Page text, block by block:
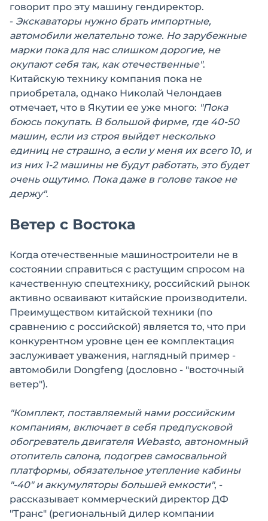
говорит про эту машину гендиректор.
- Экскаваторы нужно брать импортные,
автомобили желательно тоже. Но зарубежные
марки пока для нас слишком дорогие, не
окупают себя так, как отечественные".
Китайскую технику компания пока не
приобретала, однако Николай Челондаев
отмечает, что в Якутии ее уже много: "Пока
боюсь покупать. В большой фирме, где 40-50
машин, если из строя выйдет несколько
единиц не страшно, а если у меня их всего 10, и
из них 1-2 машины не будут работать, это будет
очень ощутимо. Пока даже в голове такое не
держу".
Ветер с Востока
Когда отечественные машиностроители не в
состоянии справиться с растущим спросом на
качественную спецтехнику, российский рынок
активно осваивают китайские производители.
Преимуществом китайской техники (по
сравнению с российской) является то, что при
конкурентном уровне цен ее комплектация
заслуживает уважения, наглядный пример -
автомобили Dongfeng (дословно - "восточный
ветер").
"Комплект, поставляемый нами российским
компаниям, включает в себя предпусковой
обогреватель двигателя Webasto, автономный
отопитель салона, подогрев самосвальной
платформы, обязательное утепление кабины
"-40" и аккумуляторы большей емкости", -
рассказывает коммерческий директор ДФ
"Транс" (региональный дилер компании